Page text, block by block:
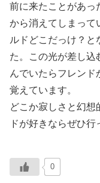
前に来たことがあっ
から消えてしまって
ルドどこだっけ？と
た。この光が差し込
んでいたらフレンド
覚えています。
どこか寂しさと幻
ドが好きならぜひ行
0